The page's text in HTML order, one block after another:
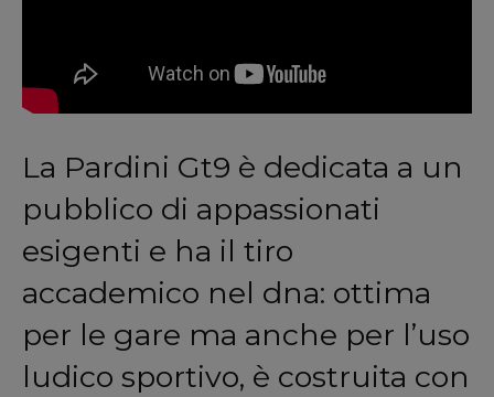
La Pardini Gt9 è dedicata a un
pubblico di appassionati
esigenti e ha il tiro
accademico nel dna: ottima
per le gare ma anche per l’uso
ludico sportivo, è costruita con